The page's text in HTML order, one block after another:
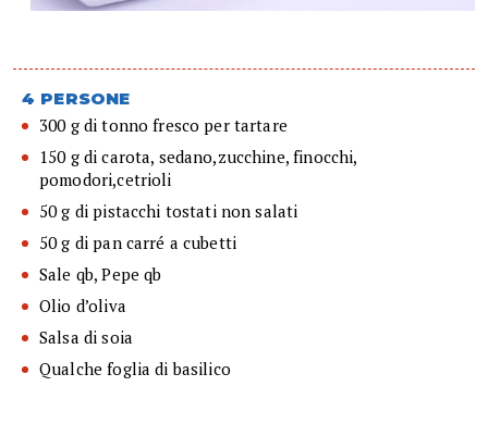
4 PERSONE
300 g di tonno fresco per tartare
150 g di carota, sedano,zucchine, finocchi,
pomodori,cetrioli
50 g di pistacchi tostati non salati
50 g di pan carré a cubetti
Sale qb, Pepe qb
Olio d’oliva
Salsa di soia
Qualche foglia di basilico